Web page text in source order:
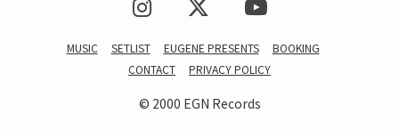
MUSIC SETLIST EUGENE PRESENTS
BOOKING
CONTACT
PRIVACY POLICY
© 2000 EGN Records